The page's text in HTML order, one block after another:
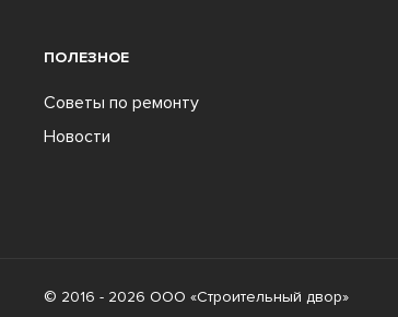
ПОЛЕЗНОЕ
Советы по ремонту
Новости
© 2016 - 2026 ООО «Строительный двор»